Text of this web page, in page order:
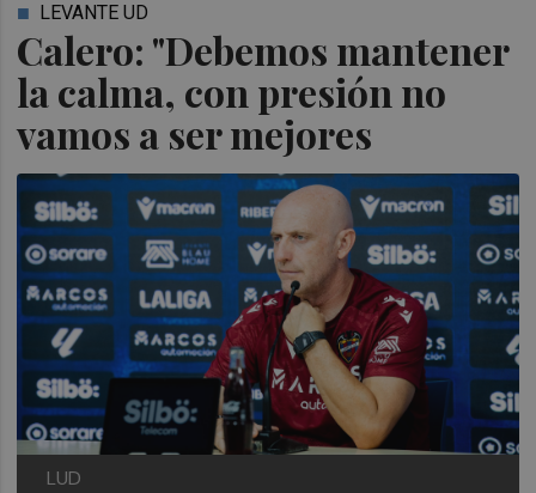
Calero: "Debemos mantener
la calma, con presión no
vamos a ser mejores
LEVANTE UD
LUD